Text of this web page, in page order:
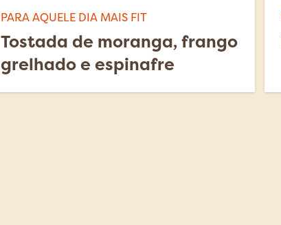
PARA AQUELE DIA MAIS FIT
Tostada de moranga, frango
grelhado e espinafre